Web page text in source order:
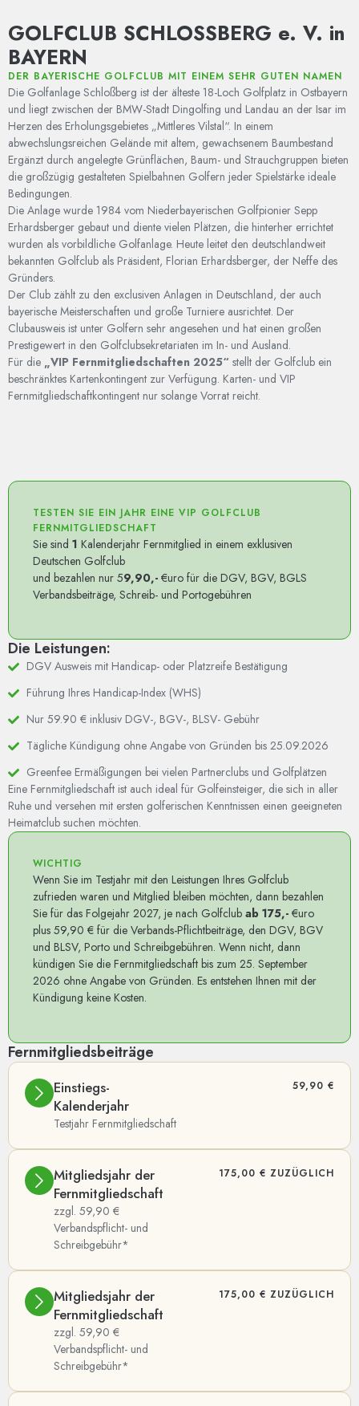
GOLFCLUB SCHLOSSBERG e. V. in
BAYERN
DER BAYERISCHE GOLFCLUB MIT EINEM SEHR GUTEN NAMEN
Die Golfanlage Schloßberg ist der älteste 18-Loch Golfplatz in Ostbayern
und liegt zwischen der BMW-Stadt Dingolfing und Landau an der Isar im
Herzen des Erholungsgebietes „Mittleres Vilstal“. In einem
abwechslungsreichen Gelände mit altem, gewachsenem Baumbestand
Ergänzt durch angelegte Grünflächen, Baum- und Strauchgruppen bieten
die großzügig gestalteten Spielbahnen Golfern jeder Spielstärke ideale
Bedingungen.
Die Anlage wurde 1984 vom Niederbayerischen Golfpionier Sepp
Erhardsberger gebaut und diente vielen Plätzen, die hinterher errichtet
wurden als vorbildliche Golfanlage. Heute leitet den deutschlandweit
bekannten Golfclub als Präsident, Florian Erhardsberger, der Neffe des
Gründers.
Der Club zählt zu den exclusiven Anlagen in Deutschland, der auch
bayerische Meisterschaften und große Turniere ausrichtet. Der
Clubausweis ist unter Golfern sehr angesehen und hat einen großen
Prestigewert in den Golfclubsekretariaten im In- und Ausland.
Für die „VIP Fernmitgliedschaften 2025“ stellt der Golfclub ein
beschränktes Kartenkontingent zur Verfügung. Karten- und VIP
Fernmitgliedschaftkontingent nur solange Vorrat reicht.
TESTEN SIE EIN JAHR EINE VIP GOLFCLUB
FERNMITGLIEDSCHAFT
Sie sind 1 Kalenderjahr Fernmitglied in einem exklusiven
Deutschen Golfclub
und bezahlen nur 59,90,- €uro für die DGV, BGV, BGLS
Verbandsbeiträge, Schreib- und Portogebühren
Die Leistungen:
DGV Ausweis mit Handicap- oder Platzreife Bestätigung
Führung Ihres Handicap-Index (WHS)
Nur 59.90 € inklusiv DGV-, BGV-, BLSV- Gebühr
Tägliche Kündigung ohne Angabe von Gründen bis 25.09.2026
Greenfee Ermäßigungen bei vielen Partnerclubs und Golfplätzen
Eine Fernmitgliedschaft ist auch ideal für Golfeinsteiger, die sich in aller
Ruhe und versehen mit ersten golferischen Kenntnissen einen geeigneten
Heimatclub suchen möchten.
WICHTIG
Wenn Sie im Testjahr mit den Leistungen Ihres Golfclub
zufrieden waren und Mitglied bleiben möchten, dann bezahlen
Sie für das Folgejahr 2027, je nach Golfclub ab 175,- €uro
plus 59,90 € für die Verbands-Pflichtbeiträge, den DGV, BGV
und BLSV, Porto und Schreibgebühren. Wenn nicht, dann
kündigen Sie die Fernmitgliedschaft bis zum 25. September
2026 ohne Angabe von Gründen. Es entstehen Ihnen mit der
Kündigung keine Kosten.
Fernmitgliedsbeiträge
Einstiegs-
Kalenderjahr
Testjahr Fernmitgliedschaft
59,90 €
Mitgliedsjahr der
Fernmitgliedschaft
zzgl. 59,90 €
Verbandspflicht- und
Schreibgebühr*
175,00 € ZUZÜGLICH
Mitgliedsjahr der
Fernmitgliedschaft
zzgl. 59,90 €
Verbandspflicht- und
Schreibgebühr*
175,00 € ZUZÜGLICH